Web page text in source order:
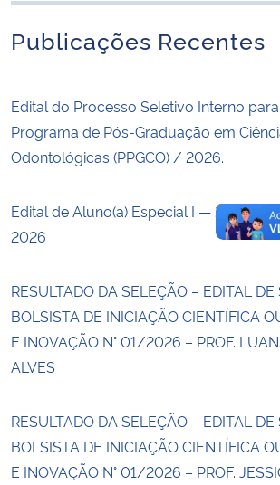
Publicações Recentes
Edital do Processo Seletivo Interno
Programa de Pós-Graduação em
Odontológicas (PPGCO) / 2026.
Edital de Aluno(a) Especial I — 2º
2026
RESULTADO DA SELEÇÃO – EDITAL DE
BOLSISTA DE INICIAÇÃO CIENTÍFICA
E INOVAÇÃO N° 01/2026 – PROF.
ALVES
RESULTADO DA SELEÇÃO – EDITAL DE
BOLSISTA DE INICIAÇÃO CIENTÍFICA
E INOVAÇÃO N° 01/2026 – PROF.